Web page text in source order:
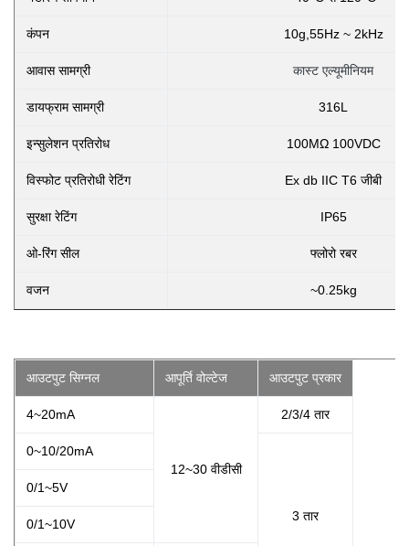
कंपन 10g,55Hz ~ 2kHz
आवास सामग्री कास्ट एल्यूमीनियम
डायफ्राम सामग्री 316L
इन्सुलेशन प्रतिरोध 100MΩ 100VDC
विस्फोट प्रतिरोधी रेटिंग Ex db IIC T6 जीबी
सुरक्षा रेटिंग IP65
ओ-रिंग सील फ्लोरो रबर
वजन ~0.25kg
आउटपुट सिग्नल आपूर्ति वोल्टेज आउटपुट प्रकार
4~20mA
12~30 वीडीसी
2/3/4 तार
0~10/20mA
3 तार
0/1~5V
0/1~10V